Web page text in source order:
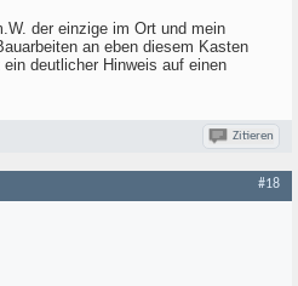
der einzige im Ort und mein
an eben diesem Kasten
deutlicher Hinweis auf einen
Zitieren
#18